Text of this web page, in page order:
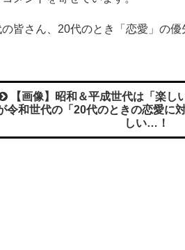
皆さん、20代のとき「恋愛」の優
【画像】昭和＆平成世代は「楽
令和世代の「20代のときの恋愛に
しい…！